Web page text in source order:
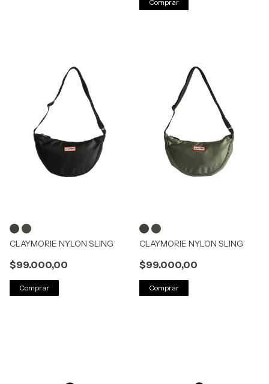
Comprar
CLAYMORIE NYLON SLING
$99.000,00
Comprar
CLAYMORIE NYLON SLING
$99.000,00
Comprar